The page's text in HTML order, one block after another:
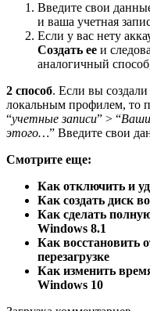
Введите свои
и ваша учетная
Если у вас нету
Создать ее и
аналогичный
2 способ. Если вы
локальным профилем, то
“учетные записи” > “
этого…” Введите свои
Смотрите еще:
Как отключить и
Как создать диск
Как сделать
Windows 8.1
Как
перезагрузке
Как изменить
Windows 10